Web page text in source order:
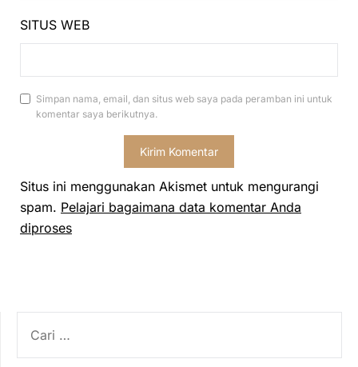
SITUS WEB
Simpan nama, email, dan situs web saya pada peramban ini untuk
komentar saya berikutnya.
Situs ini menggunakan Akismet untuk mengurangi
spam. Pelajari bagaimana data komentar Anda
diproses
UNTUK: